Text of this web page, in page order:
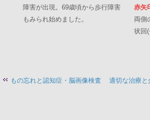
障害が出現。69歳頃から歩行障害
もみられ始めました。
赤矢
両側
状回
もの忘れと認知症・脳画像検査 適切な治療と